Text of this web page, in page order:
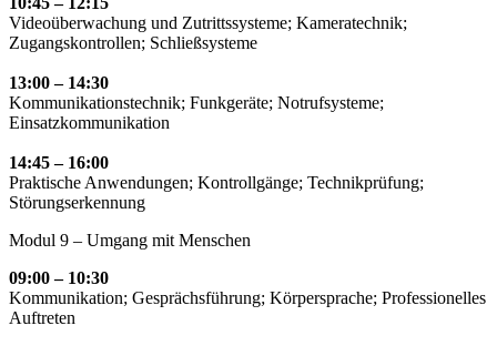
Videoüberwachung und Zutrittssysteme; Kameratechnik;
Zugangskontrollen; Schließsysteme
13:00 – 14:30
Kommunikationstechnik; Funkgeräte; Notrufsysteme;
Einsatzkommunikation
14:45 – 16:00
Praktische Anwendungen; Kontrollgänge; Technikprüfung;
Störungserkennung
Modul 9 – Umgang mit Menschen
09:00 – 10:30
Kommunikation; Gesprächsführung; Körpersprache; Professionelles
Auftreten